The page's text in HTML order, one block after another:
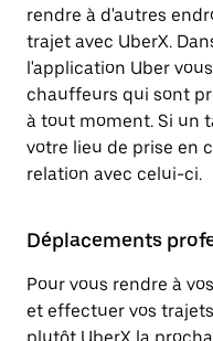
rendre à d'autres
trajet avec UberX.
l'application Uber
chauffeurs qui sont
à tout moment. Si un
votre lieu de prise en
relation avec celui-ci.
Déplacements
Pour vous rendre à
et effectuer vos